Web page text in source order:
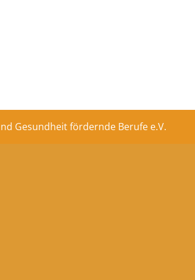
Gesundheit fördernde Berufe e.V.